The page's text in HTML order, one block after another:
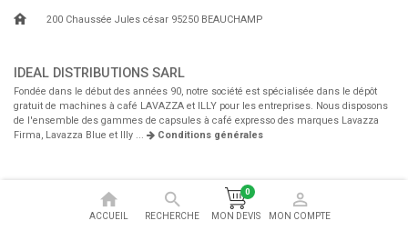
200 Chaussée Jules césar 95250 BEAUCHAMP
IDEAL DISTRIBUTIONS SARL
Fondée dans le début des années 90, notre société est spécialisée dans le dépôt
gratuit de machines à café LAVAZZA et ILLY pour les entreprises. Nous disposons
de l'ensemble des gammes de capsules à café expresso des marques Lavazza
Firma, Lavazza Blue et Illy ...
Conditions générales
ACCUEIL RECHERCHE MON DEVIS
0
MON COMPTE